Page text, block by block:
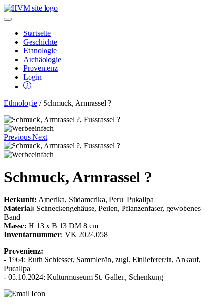
Startseite
Geschichte
Ethnologie
Archäologie
Provenienz
Login
Ethnologie / Schmuck, Armrassel ?
Previous Next
Schmuck, Armrassel ?
Herkunft: Amerika, Südamerika, Peru, Pukallpa
Material: Schneckengehäuse, Perlen, Pflanzenfaser, gewobenes
Band
Masse: H 13 x B 13 DM 8 cm
Inventarnummer: VK 2024.058
Provenienz:
- 1964: Ruth Schiesser, Sammler/in, zugl. Einlieferer/in, Ankauf,
Pucallpa
- 03.10.2024: Kulturmuseum St. Gallen, Schenkung